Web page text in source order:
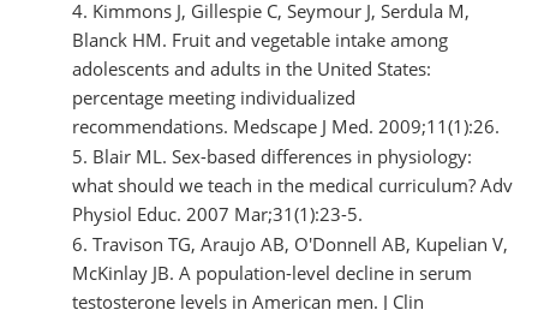
Kimmons J, Gillespie C, Seymour J, Serdula M,
Blanck HM. Fruit and vegetable intake among
adolescents and adults in the United States:
percentage meeting individualized
recommendations. Medscape J Med. 2009;11(1):26.
Blair ML. Sex-based differences in physiology:
what should we teach in the medical curriculum? Adv
Physiol Educ. 2007 Mar;31(1):23-5.
Travison TG, Araujo AB, O'Donnell AB, Kupelian V,
McKinlay JB. A population-level decline in serum
testosterone levels in American men. J Clin